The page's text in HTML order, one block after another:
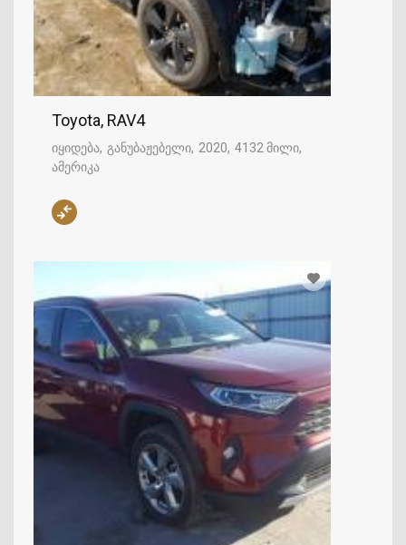
Toyota, RAV4
იყიდება განუბაჟებელი 2020 4132 მილი
ამერიკა